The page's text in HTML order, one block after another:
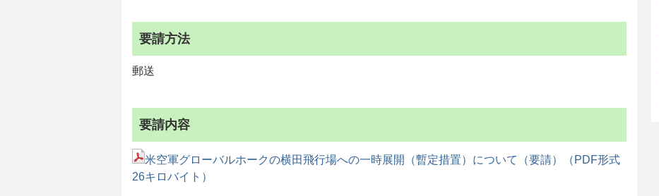
要請方法
郵送
要請内容
米空軍グローバルホークの横田飛行場への一時展開（暫定措置）について（要請）（PDF形式
26キロバイト）